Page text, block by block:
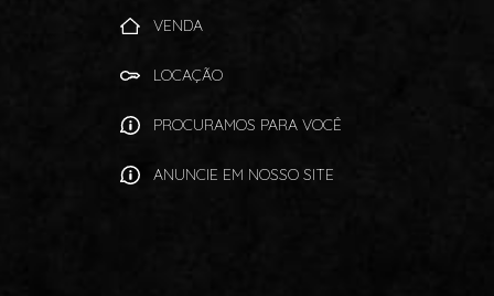
VENDA
LOCAÇÃO
PROCURAMOS PARA VOCÊ
ANUNCIE EM NOSSO SITE